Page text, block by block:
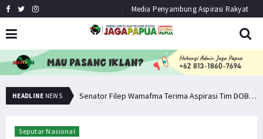
Media Penyambung Aspirasi Rakyat
HEADLINE NEWS Senator Filep Wamafma Terima Aspirasi Tim DOB Manokwari Barat Pemuda PNG Deklarasi Dukungan untuk Papua Barat Lawan TNI/Polri
Seputar Nasional